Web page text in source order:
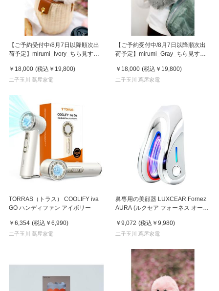
【ご予約受付中/8月7日以降順次出
荷予定】mirumi_Ivory_ちら見する
リー
￥18,000 (税込 ￥19,800)
二子玉川 蔦屋家電
【ご予約受付中/8月7日以降順次出
荷予定】mirumi_Gray_ちら見する
￥18,000 (税込 ￥19,800)
二子玉川 蔦屋家電
TORRAS（トラス） COOLIFY iva
GO ハンディファン アイボリー
￥6,354 (税込 ￥6,990)
二子玉川 蔦屋家電
鼻専用の美顔器 LUXCEAR Fornez
AURA (ルクセア フォーネス オー
￥9,072 (税込 ￥9,980)
二子玉川 蔦屋家電